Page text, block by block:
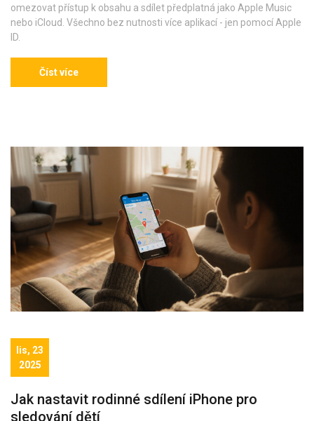
omezovat přístup k obsahu a sdílet předplatná jako Apple Music
nebo iCloud. Všechno bez nutnosti více aplikací - jen pomocí Apple
ID.
Číst více
lis, 23
2025
Jak nastavit rodinné sdílení iPhone pro
sledování dětí